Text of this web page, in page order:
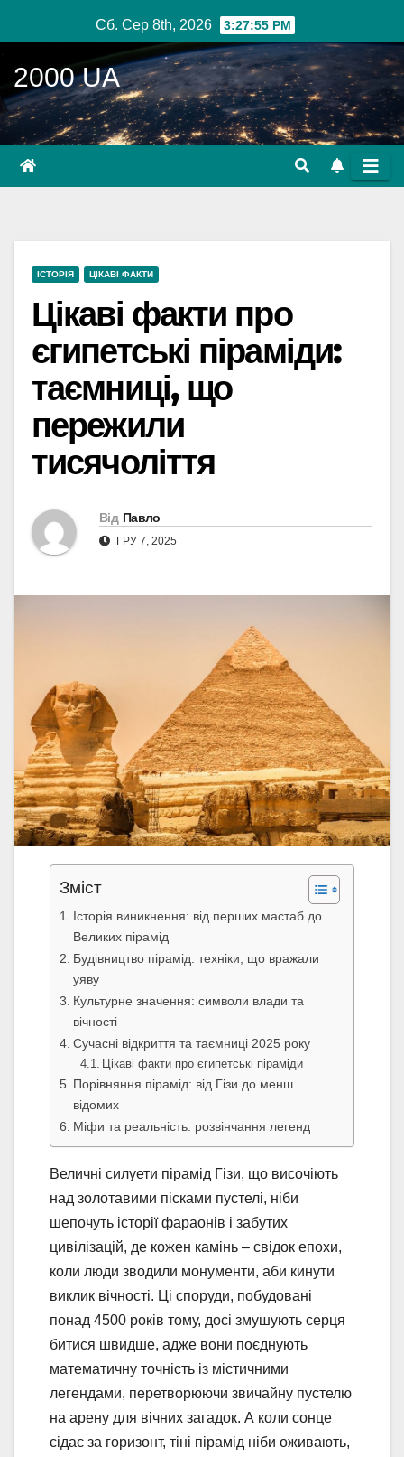
до
вмісту
Сб. Сер 8th, 2026 3:27:56 PM
2000 UA
ІСТОРІЯ ЦІКАВІ ФАКТИ
Цікаві факти про
єгипетські піраміди:
таємниці, що
пережили
тисячоліття
Від Павло
ГРУ 7, 2025
Зміст
Історія виникнення: від перших мастаб до
Великих пірамід
Будівництво пірамід: техніки, що вражали
уяву
Культурне значення: символи влади та
вічності
Сучасні відкриття та таємниці 2025 року
Цікаві факти про єгипетські піраміди
Порівняння пірамід: від Гізи до менш
відомих
Міфи та реальність: розвінчання легенд
Величні силуети пірамід Гізи, що височіють
над золотавими пісками пустелі, ніби
шепочуть історії фараонів і забутих
цивілізацій, де кожен камінь – свідок епохи,
коли люди зводили монументи, аби кинути
виклик вічності. Ці споруди, побудовані
понад 4500 років тому, досі змушують серця
битися швидше, адже вони поєднують
математичну точність із містичними
легендами, перетворюючи звичайну пустелю
на арену для вічних загадок. А коли сонце
сідає за горизонт, тіні пірамід ніби оживають,